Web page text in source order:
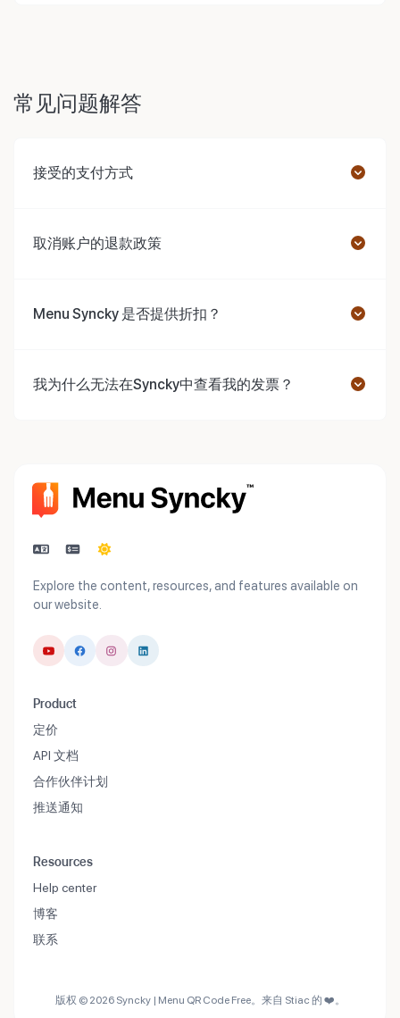
常见问题解答
接受的支付方式
取消账户的退款政策
Menu Syncky 是否提供折扣？
我为什么无法在Syncky中查看我的发票？
Explore the content, resources, and features available on
our website.
Product
定价
API 文档
合作伙伴计划
推送通知
Resources
Help center
博客
联系
版权 © 2026 Syncky | Menu QR Code Free。来自 Stiac 的 ❤️。